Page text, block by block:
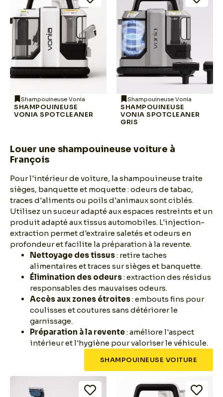
Shampouineuse Vonia
SHAMPOUINEUSE
VONIA SPOTCLEANER
Shampouineuse Vonia
SHAMPOUINEUSE
VONIA SPOTCLEANER
GRIS
Louer une shampouineuse voiture à
François
Pour l'intérieur de voiture, la shampouineuse traite
sièges, banquette et moquette : odeurs de tabac,
traces d'aliments ou poils d'animaux sont ciblés.
Utilisez un suceur adapté aux espaces restreints et un
produit adapté aux tissus automobiles. L'injection-
extraction permet d'extraire saletés et odeurs en
profondeur et facilite la préparation à la revente.
Nettoyage des tissus: retire taches
alimentaires et traces sur sièges et banquette.
Élimination des odeurs: extraction des résidus
responsables des mauvaises odeurs.
Accès aux zones étroites: embouts fins pour
coulisses et coutures sans détériorer le
garnissage.
Préparation à la revente: améliore l'aspect
intérieur et l'hygiène pour valoriser le véhicule.
SHAMPOUINEUSE VOITURE